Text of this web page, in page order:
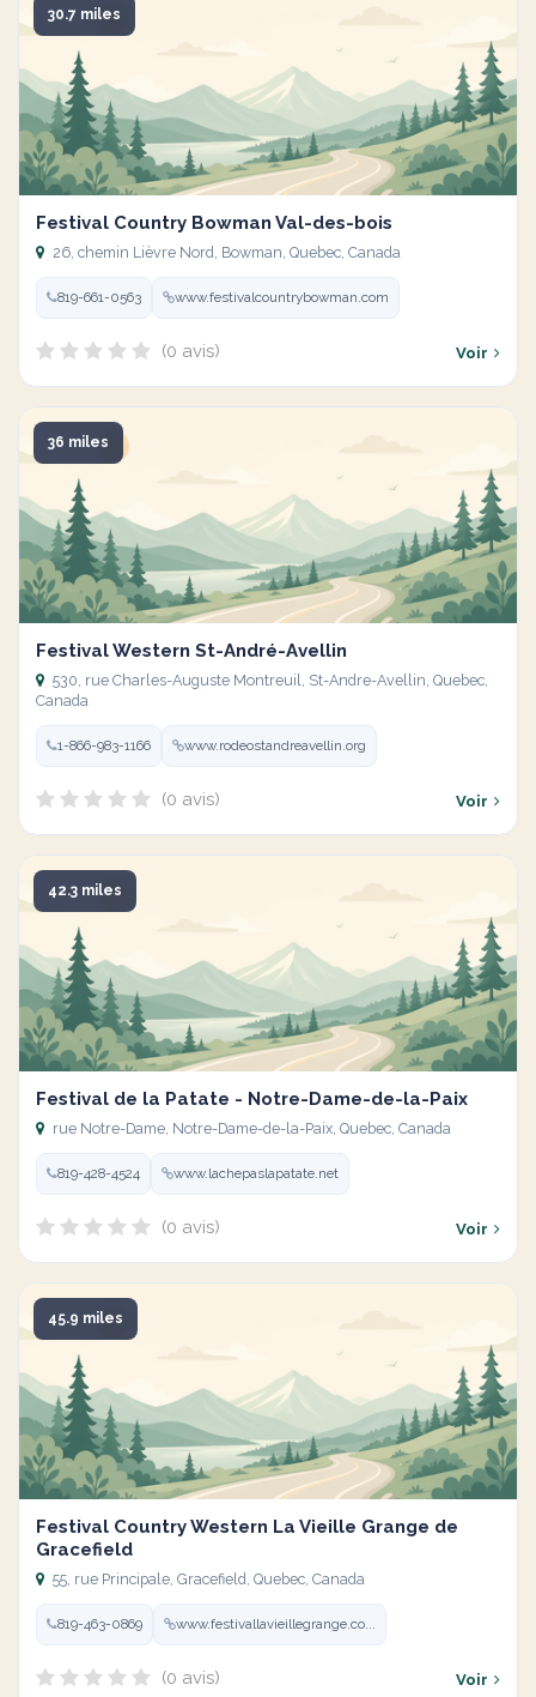
30.7 miles
Festival Country Bowman Val-des-bois
26, chemin Lièvre Nord, Bowman, Quebec, Canada
819-661-0563 www.festivalcountrybowman.com
(0 avis) Voir
36 miles
Festival Western St-André-Avellin
530, rue Charles-Auguste Montreuil, St-Andre-Avellin, Quebec,
Canada
1-866-983-1166 www.rodeostandreavellin.org
(0 avis) Voir
42.3 miles
Festival de la Patate - Notre-Dame-de-la-Paix
rue Notre-Dame, Notre-Dame-de-la-Paix, Quebec, Canada
819-428-4524 www.lachepaslapatate.net
(0 avis) Voir
45.9 miles
Festival Country Western La Vieille Grange de
Gracefield
55, rue Principale, Gracefield, Quebec, Canada
819-463-0869 www.festivallavieillegrange.co...
(0 avis) Voir